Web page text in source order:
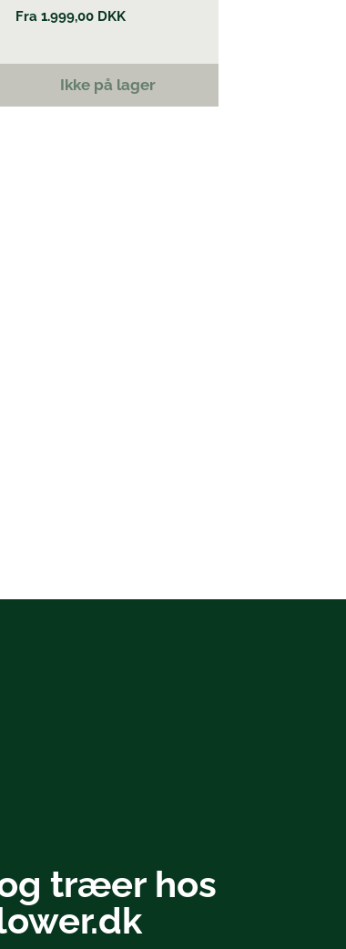
Fra 1.999,00 DKK
Ikke på lager
træer hos